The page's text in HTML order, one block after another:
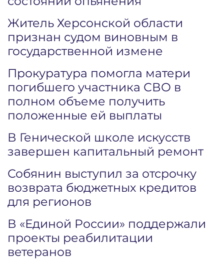
Житель Херсонской области
признан судом виновным в
государственной измене
Прокуратура помогла матери
погибшего участника СВО в
полном объеме получить
положенные ей выплаты
В Генической школе искусств
завершен капитальный ремонт
Собянин выступил за отсрочку
возврата бюджетных кредитов
для регионов
В «Единой России» поддержали
проекты реабилитации
ветеранов